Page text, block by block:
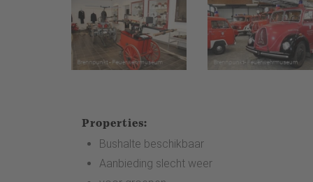
Properties:
Bushalte beschikbaar
Aanbieding slecht weer